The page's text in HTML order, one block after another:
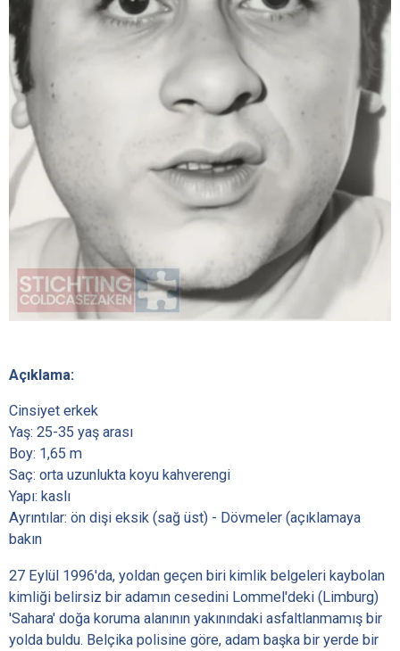
Açıklama:
Cinsiyet erkek
Yaş: 25-35 yaş arası
Boy: 1,65 m
Saç: orta uzunlukta koyu kahverengi
Yapı: kaslı
Ayrıntılar: ön dişi eksik (sağ üst) - Dövmeler (açıklamaya
bakın
27 Eylül 1996'da, yoldan geçen biri kimlik belgeleri kaybolan
kimliği belirsiz bir adamın cesedini Lommel'deki (Limburg)
'Sahara' doğa koruma alanının yakınındaki asfaltlanmamış bir
yolda buldu. Belçika polisine göre, adam başka bir yerde bir